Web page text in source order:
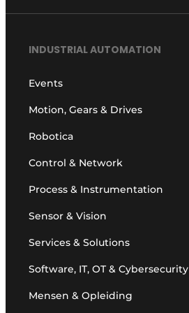
INDUSTRIAL AUTOMATION
Events
Motion, Gears & Drives
Robotica
Control & Network
Process & Instrumentation
Sensor & Vision
Services & Solutions
Software, IT, OT & Cybersecurity
Mensen & Opleiding